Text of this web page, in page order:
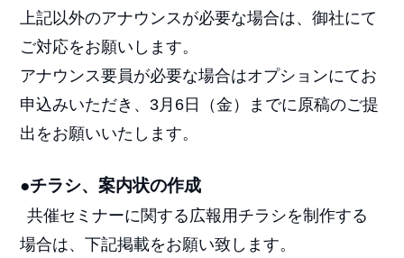
上記以外のアナウンスが必要な場合は、御社にて
ご対応をお願いします。
アナウンス要員が必要な場合はオプションにてお
申込みいただき、3月6日（金）までに原稿のご提
出をお願いいたします。
●チラシ、案内状の作成
共催セミナーに関する広報用チラシを制作する
場合は、下記掲載をお願い致します。